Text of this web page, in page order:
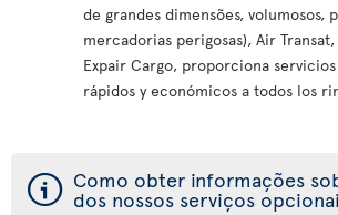
de grandes dimensões, volumosos,
mercadorias perigosas), Air
Expair Cargo, proporciona
rápidos y económicos a todos los
ý Como obter informações
dos nossos serviços